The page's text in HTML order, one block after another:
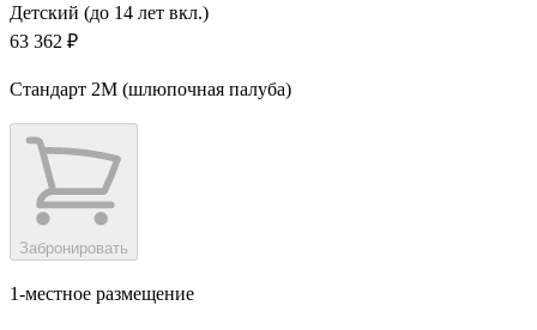
Детский (до 14 лет вкл.)
63 362 ₽
Стандарт 2M (шлюпочная палуба)
Забронировать
1-местное размещение